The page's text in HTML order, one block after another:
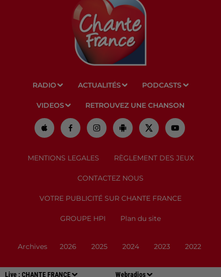
Live : CHANTE FRANCE Webradios
RADIO ACTUALITÉS PODCASTS
VIDEOS RETROUVEZ UNE CHANSON
MENTIONS LEGALES RÈGLEMENT DES JEUX
CONTACTEZ NOUS
VOTRE PUBLICITÉ SUR CHANTE FRANCE
GROUPE HPI Plan du site
Archives 2026 2025 2024 2023 2022